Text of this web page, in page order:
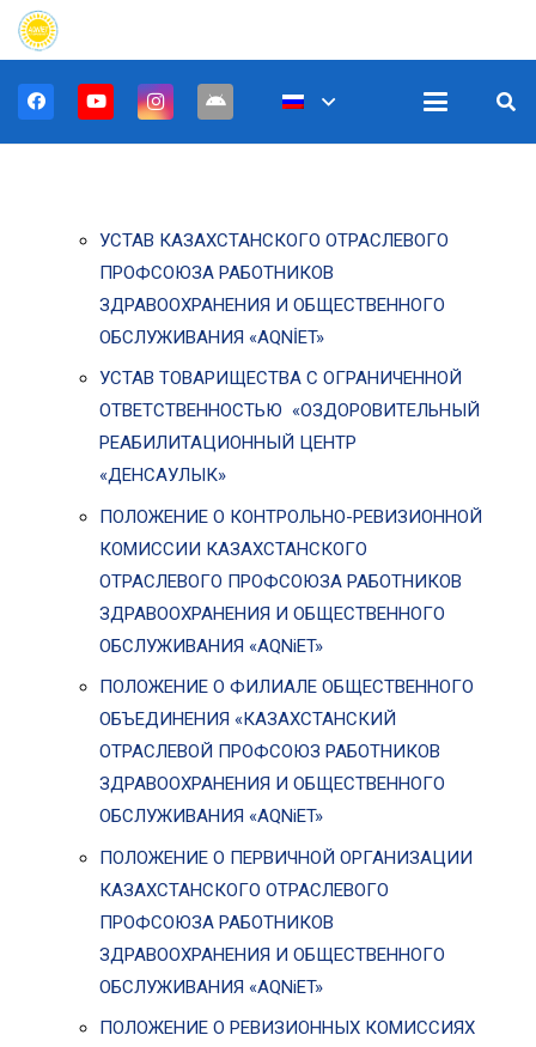
УСТАВ КАЗАХСТАНСКОГО ОТРАСЛЕВОГО
ПРОФСОЮЗА РАБОТНИКОВ
ЗДРАВООХРАНЕНИЯ И ОБЩЕСТВЕННОГО
ОБСЛУЖИВАНИЯ «AQNİET»
УСТАВ ТОВАРИЩЕСТВА С ОГРАНИЧЕННОЙ
ОТВЕТСТВЕННОСТЬЮ «ОЗДОРОВИТЕЛЬНЫЙ
РЕАБИЛИТАЦИОННЫЙ ЦЕНТР
«ДЕНСАУЛЫК»
ПОЛОЖЕНИЕ О КОНТРОЛЬНО-РЕВИЗИОННОЙ
КОМИССИИ КАЗАХСТАНСКОГО
ОТРАСЛЕВОГО ПРОФСОЮЗА РАБОТНИКОВ
ЗДРАВООХРАНЕНИЯ И ОБЩЕСТВЕННОГО
ОБСЛУЖИВАНИЯ «AQNiET»
ПОЛОЖЕНИЕ О ФИЛИАЛЕ ОБЩЕСТВЕННОГО
ОБЪЕДИНЕНИЯ «КАЗАХСТАНСКИЙ
ОТРАСЛЕВОЙ ПРОФСОЮЗ РАБОТНИКОВ
ЗДРАВООХРАНЕНИЯ И ОБЩЕСТВЕННОГО
ОБСЛУЖИВАНИЯ «AQNiET»
ПОЛОЖЕНИЕ О ПЕРВИЧНОЙ ОРГАНИЗАЦИИ
КАЗАХСТАНСКОГО ОТРАСЛЕВОГО
ПРОФСОЮЗА РАБОТНИКОВ
ЗДРАВООХРАНЕНИЯ И ОБЩЕСТВЕННОГО
ОБСЛУЖИВАНИЯ «AQNiET»
ПОЛОЖЕНИЕ О РЕВИЗИОННЫХ КОМИССИЯХ